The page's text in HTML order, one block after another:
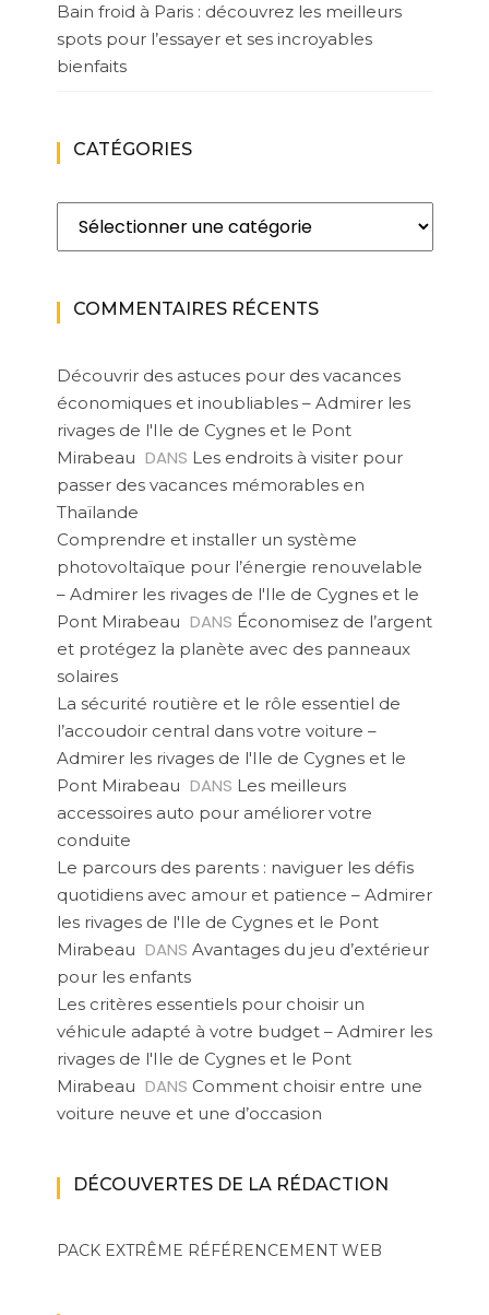
Bain froid à Paris : découvrez les meilleurs
spots pour l’essayer et ses incroyables
bienfaits
CATÉGORIES
Catégories
COMMENTAIRES RÉCENTS
Découvrir des astuces pour des vacances
économiques et inoubliables – Admirer les
rivages de l'Ile de Cygnes et le Pont
Mirabeau DANS Les endroits à visiter pour
passer des vacances mémorables en
Thaïlande
Comprendre et installer un système
photovoltaïque pour l’énergie renouvelable
– Admirer les rivages de l'Ile de Cygnes et le
Pont Mirabeau DANS Économisez de l’argent
et protégez la planète avec des panneaux
solaires
La sécurité routière et le rôle essentiel de
l’accoudoir central dans votre voiture –
Admirer les rivages de l'Ile de Cygnes et le
Pont Mirabeau DANS Les meilleurs
accessoires auto pour améliorer votre
conduite
Le parcours des parents : naviguer les défis
quotidiens avec amour et patience – Admirer
les rivages de l'Ile de Cygnes et le Pont
Mirabeau DANS Avantages du jeu d’extérieur
pour les enfants
Les critères essentiels pour choisir un
véhicule adapté à votre budget – Admirer les
rivages de l'Ile de Cygnes et le Pont
Mirabeau DANS Comment choisir entre une
voiture neuve et une d’occasion
DÉCOUVERTES DE LA RÉDACTION
PACK EXTRÊME RÉFÉRENCEMENT WEB